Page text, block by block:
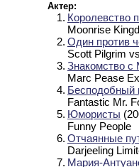
Актер:
1. Королевство
Moonrise
2. Один против
Scott Pilgrim
3. Знакомство с
Marc Pease
4. Бесподобный
Fantastic Mr.
5. Юмористы
Funny People
6. Отчаянные
Darjeeling
7. Мария-